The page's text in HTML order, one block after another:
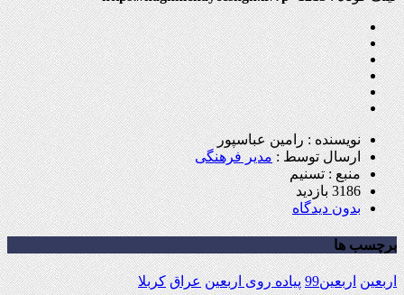
نویسنده : رامین عباسپور
ارسال توسط :مدیر فرهنگی
منبع : تسنیم
3186 بازدید
بدون دیدگاه
برچسب ها
اربعین اربعین99 پیاده روی اربعین عراق کربلا